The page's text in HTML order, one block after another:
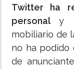
Twitter ha
personal y
mobiliario de
no ha podido
de